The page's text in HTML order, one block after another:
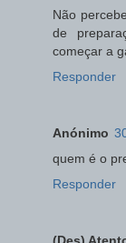
Não
de
começar a
Responder
Anónimo
quem é o
Responder
(Des)